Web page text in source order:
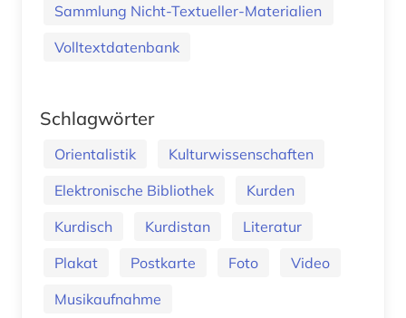
Sammlung Nicht-Textueller-Materialien
Volltextdatenbank
Schlagwörter
Orientalistik
Kulturwissenschaften
Elektronische Bibliothek
Kurden
Kurdisch
Kurdistan
Literatur
Plakat
Postkarte Foto
Video
Musikaufnahme